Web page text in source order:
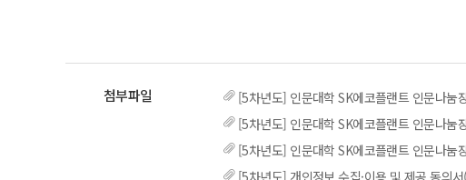
[5차년도] 인문대학 SK에코플랜트 인문나눔
[5차년도] 인문대학 SK에코플랜트 인문나눔
[5차년도] 인문대학 SK에코플랜트 인문나눔
[5차년도] 개인정보 수집·이용 및 제공 동의